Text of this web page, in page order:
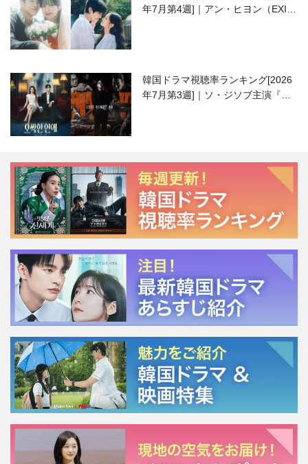
年7月第4週]｜アン・ヒヨン（EXID
韓国ドラマ視聴率ランキング[2026
年7月第3週]｜ソ・ジソブ主演『エ